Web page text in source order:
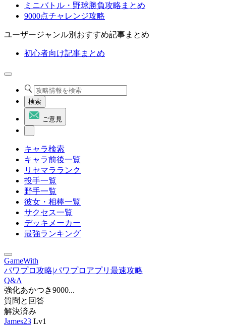
ミニバトル・野球勝負攻略まとめ
9000点チャレンジ攻略
ユーザージャンル別おすすめ記事まとめ
初心者向け記事まとめ
検索
ご意見
キャラ検索
キャラ前後一覧
リセマラランク
投手一覧
野手一覧
彼女・相棒一覧
サクセス一覧
デッキメーカー
最強ランキング
GameWith
パワプロ攻略|パワプロアプリ最速攻略
Q&A
強化あかつき9000...
質問と回答
解決済み
James23 Lv1